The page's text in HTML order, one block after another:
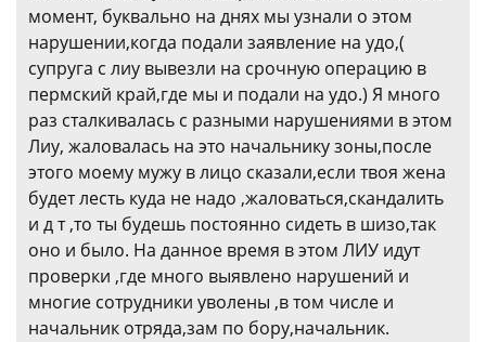
момент, буквально на днях мы узнали о этом
нарушении,когда подали заявление на удо,(
супруга с лиу вывезли на срочную операцию в
пермский край,где мы и подали на удо.) Я много
раз сталкивалась с разными нарушениями в этом
Лиу, жаловалась на это начальнику зоны,после
этого моему мужу в лицо сказали,если твоя жена
будет лесть куда не надо ,жаловаться,скандалить
и д т ,то ты будешь постоянно сидеть в шизо,так
оно и было. На данное время в этом ЛИУ идут
проверки ,где много выявлено нарушений и
многие сотрудники уволены ,в том числе и
начальник отряда,зам по бору,начальник.